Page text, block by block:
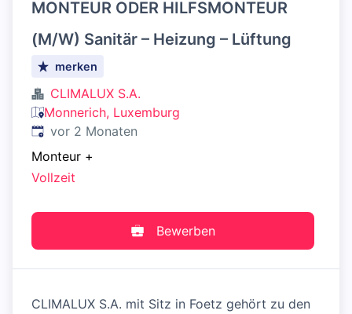
MONTEUR ODER HILFSMONTEUR
(M/W) Sanitär – Heizung – Lüftung
merken
CLIMALUX S.A.
Monnerich, Luxemburg
Veröffentlicht:
vor 2 Monaten
Monteur +
Vollzeit
Bewerben
CLIMALUX S.A. mit Sitz in Foetz gehört zu den